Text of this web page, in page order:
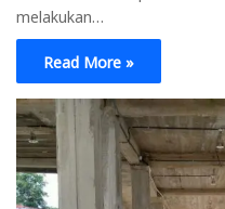
melakukan…
Read More »